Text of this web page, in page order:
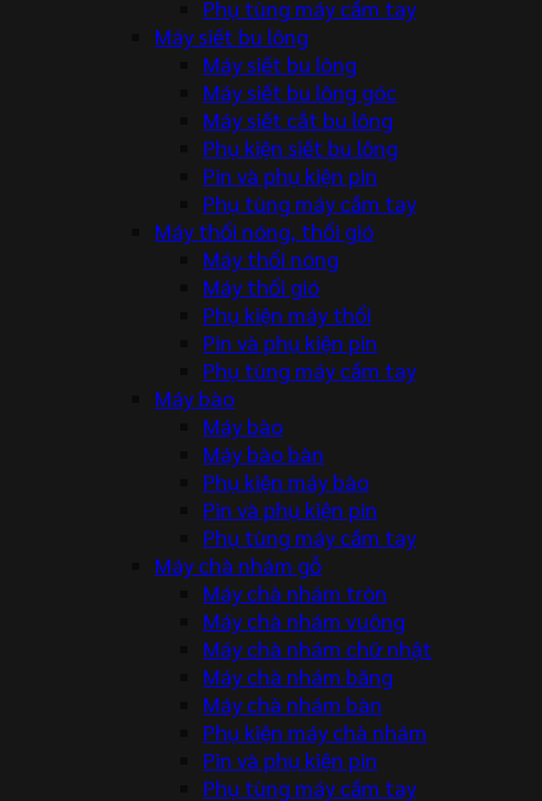
Phụ tùng máy cầm tay
Máy siết bu lông
Máy siết bu lông
Máy siết bu lông góc
Máy siết cắt bu lông
Phụ kiện siết bu lông
Pin và phụ kiện pin
Phụ tùng máy cầm tay
Máy thổi nóng, thổi gió
Máy thổi nóng
Máy thổi gió
Phụ kiện máy thổi
Pin và phụ kiện pin
Phụ tùng máy cầm tay
Máy bào
Máy bào
Máy bào bàn
Phụ kiện máy bào
Pin và phụ kiện pin
Phụ tùng máy cầm tay
Máy chà nhám gỗ
Máy chà nhám tròn
Máy chà nhám vuông
Máy chà nhám chữ nhật
Máy chà nhám băng
Máy chà nhám bàn
Phụ kiện máy chà nhám
Pin và phụ kiện pin
Phụ tùng máy cầm tay